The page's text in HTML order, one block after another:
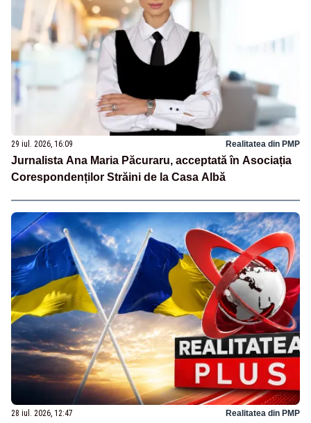
29 iul. 2026, 16:09 Realitatea din PMP
Jurnalista Ana Maria Păcuraru, acceptată în Asociația
Corespondenților Străini de la Casa Albă
28 iul. 2026, 12:47 Realitatea din PMP